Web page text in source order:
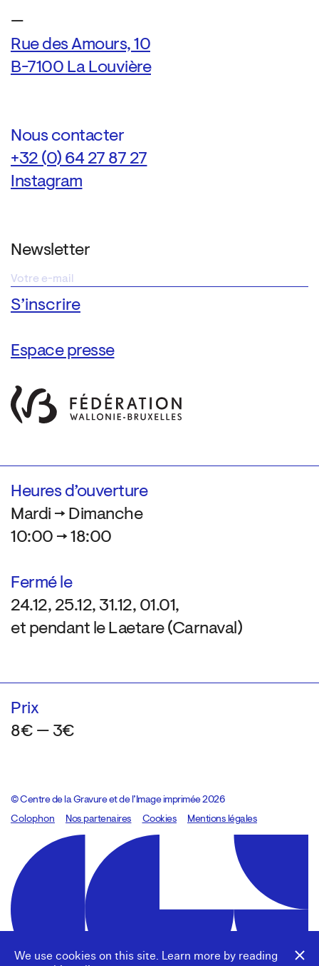
We use cookies on this site. Learn more by reading
—
Rue des Amours, 10
B-7100 La Louvière
Nous contacter
+32 (0) 64 27 87 27
Instagram
Newsletter
Espace presse
Heures d’ouverture
Mardi → Dimanche
10:00 → 18:00
Fermé le
24.12, 25.12, 31.12, 01.01,
et pendant le Laetare (Carnaval)
Prix
8€ — 3€
© Centre de la Gravure et de l’Image imprimée 2026
Colophon
Design:Marcel Kaczmarek, code:8080.studio
Nos partenaires Cookies Mentions légales